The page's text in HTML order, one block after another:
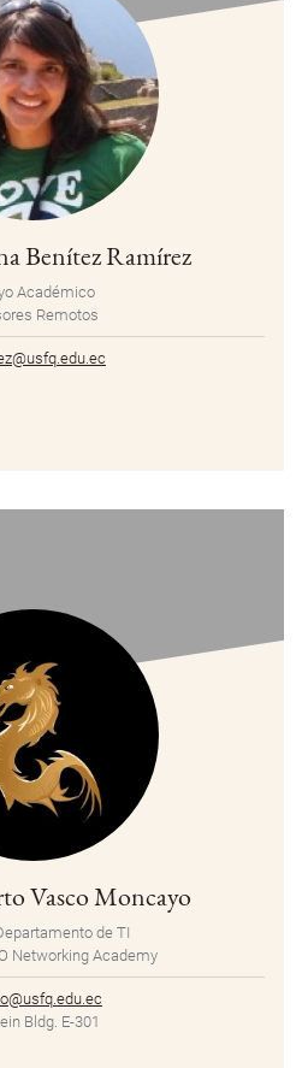
Benítez Ramírez
Académico
Remotos
Vasco Moncayo
de TI
Networking Academy
Bldg. E-301